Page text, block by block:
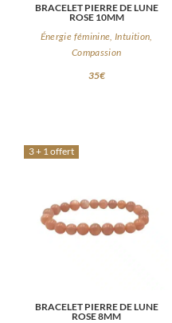
BRACELET PIERRE DE LUNE
ROSE 10MM
Énergie féminine, Intuition,
Compassion
35€
3 + 1 offert
BRACELET PIERRE DE LUNE
ROSE 8MM